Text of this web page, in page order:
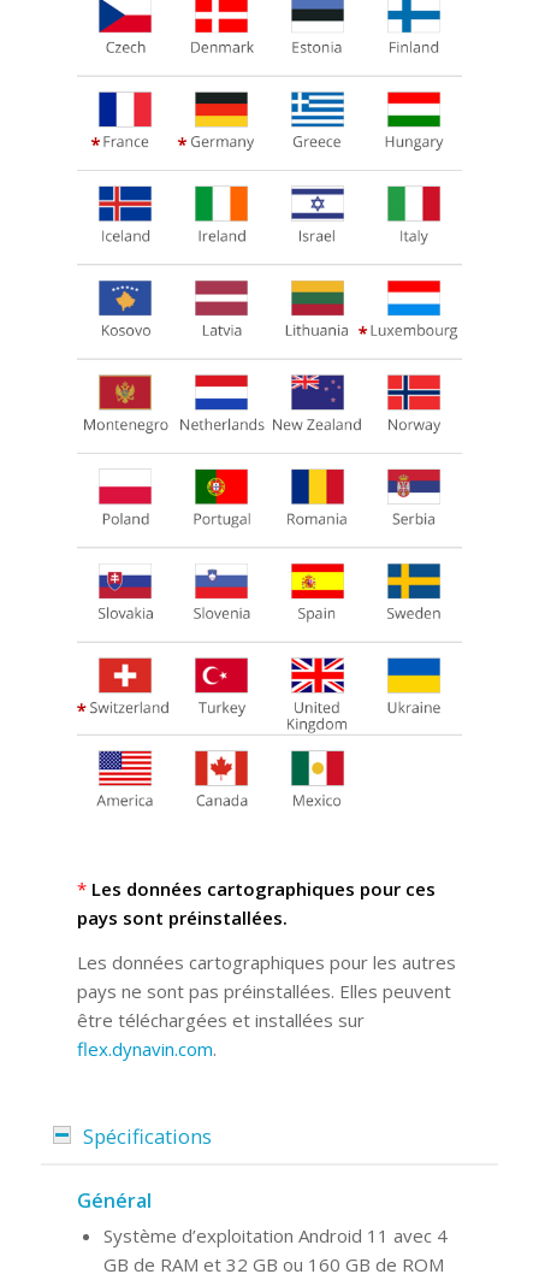
* Les données cartographiques pour ces
pays sont préinstallées.
Les données cartographiques pour les autres
pays ne sont pas préinstallées. Elles peuvent
être téléchargées et installées sur
flex.dynavin.com.
Spécifications
Général
Système d’exploitation Android 11 avec 4
GB de RAM et 32 GB ou 160 GB de ROM